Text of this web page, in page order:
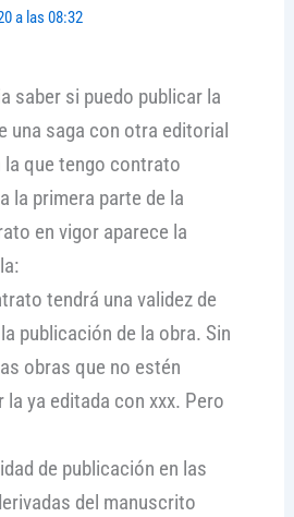
a las 08:32
saber si puedo publicar la
una saga con otra editorial
la que tengo contrato
la primera parte de la
en vigor aparece la
tendrá una validez de
publicación de la obra. Sin
obras que no estén
ya editada con xxx. Pero
de publicación en las
del manuscrito